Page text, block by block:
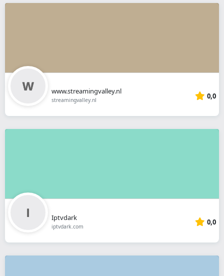
www.streamingvalley.nl
streamingvalley.nl 0,0
Iptvdark
iptvdark.com 0,0